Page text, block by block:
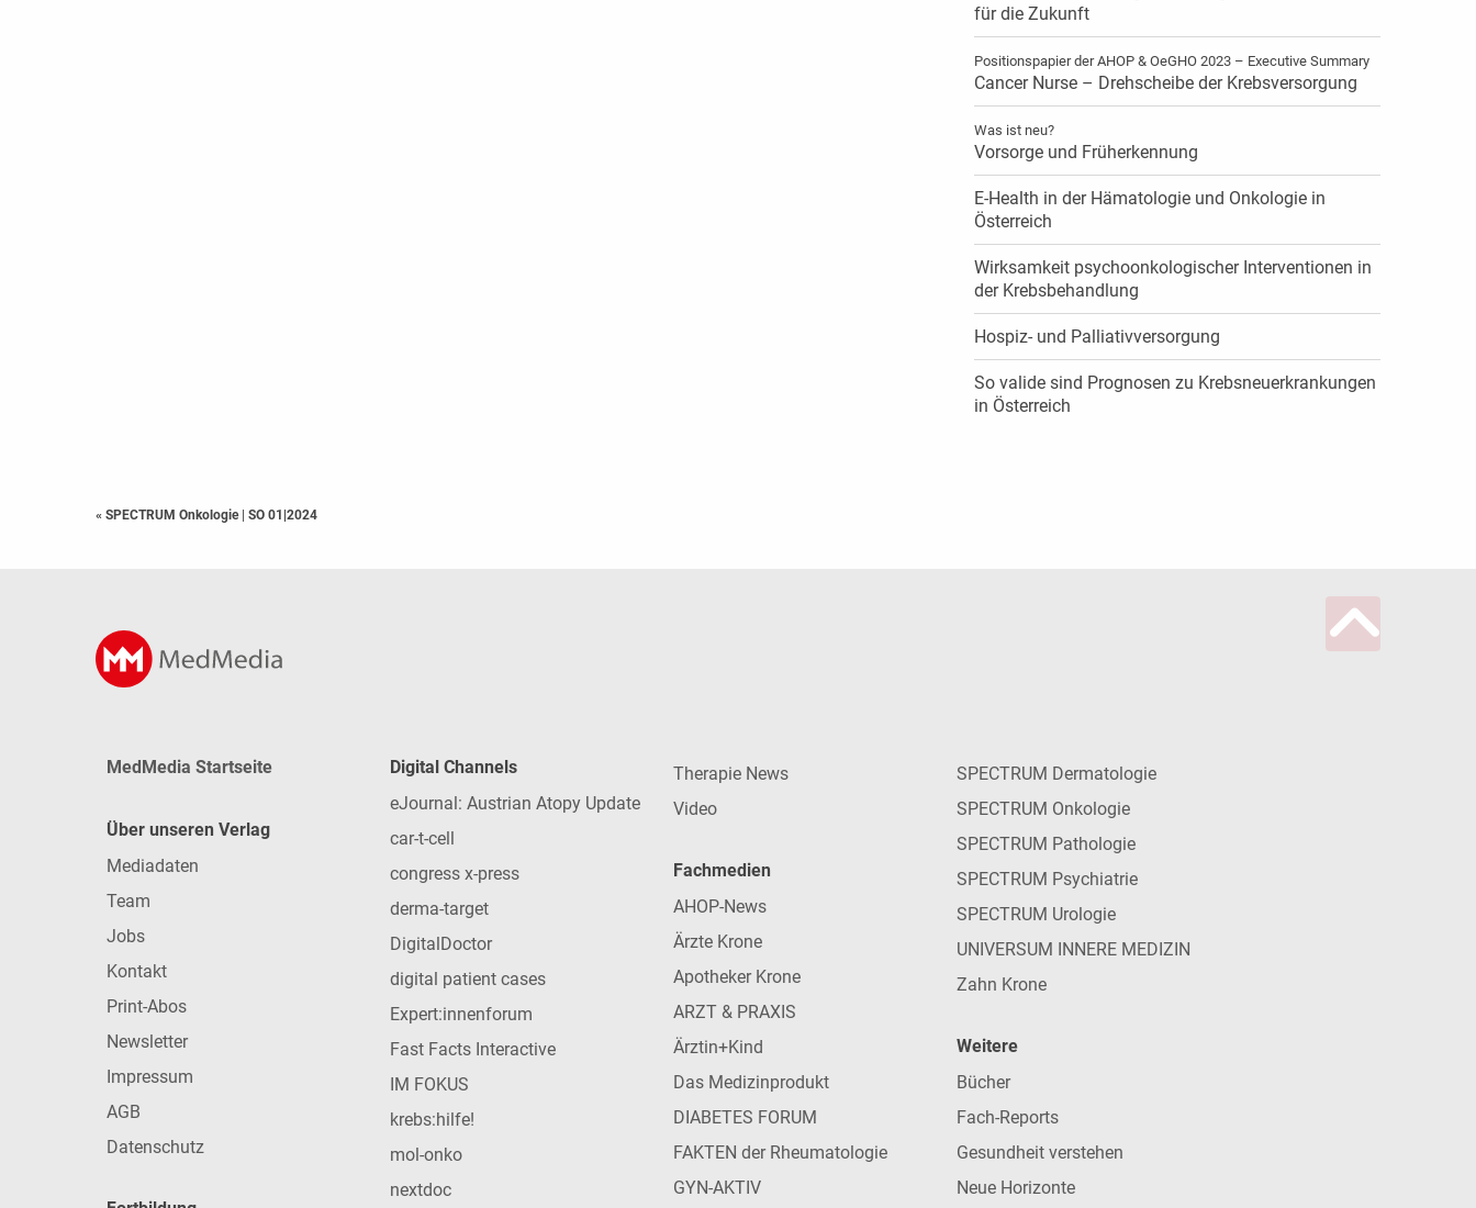
für die Zukunft
Positionspapier der AHOP & OeGHO 2023 – Executive Summary
Cancer Nurse – Drehscheibe der Krebsversorgung
Was ist neu?
Vorsorge und Früherkennung
E-Health in der Hämatologie und Onkologie in
Österreich
Wirksamkeit psychoonkologischer Interventionen in
der Krebsbehandlung
Hospiz- und Palliativversorgung
So valide sind Prognosen zu Krebsneuerkrankungen
in Österreich
« SPECTRUM Onkologie SO 01|2024
MedMedia Startseite
Über unseren Verlag
Mediadaten
Team
Jobs
Kontakt
Print-Abos
Newsletter
Impressum
AGB
Datenschutz
Digital Channels
eJournal: Austrian Atopy Update
car-t-cell
congress x-press
derma-target
DigitalDoctor
digital patient cases
Expert:innenforum
Fast Facts Interactive
IM FOKUS
krebs:hilfe!
mol-onko
nextdoc
Therapie News
Video
Fachmedien
AHOP-News
Ärzte Krone
Apotheker Krone
ARZT & PRAXIS
Ärztin+Kind
Das Medizinprodukt
DIABETES FORUM
FAKTEN der Rheumatologie
GYN-AKTIV
SPECTRUM Dermatologie
SPECTRUM Onkologie
SPECTRUM Pathologie
SPECTRUM Psychiatrie
SPECTRUM Urologie
UNIVERSUM INNERE MEDIZIN
Zahn Krone
Weitere
Bücher
Fach-Reports
Gesundheit verstehen
Neue Horizonte